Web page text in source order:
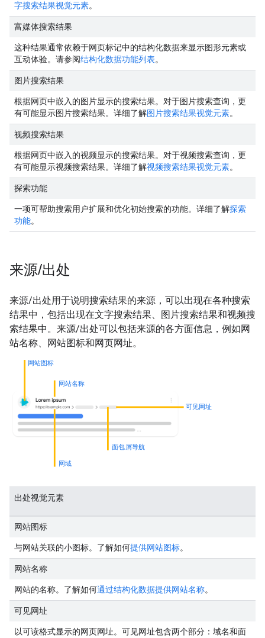
字搜索结果视觉元素。
富媒体搜索结果
这种结果通常依赖于网页标记中的结构化数据来显示图形元素或
互动体验。请参阅结构化数据功能列表。
图片搜索结果
根据网页中嵌入的图片显示的搜索结果。对于图片搜索查询，更
有可能显示图片搜索结果。详细了解图片搜索结果视觉元素。
视频搜索结果
根据网页中嵌入的视频显示的搜索结果。对于视频搜索查询，更
有可能显示视频搜索结果。详细了解视频搜索结果视觉元素。
探索功能
一项可帮助搜索用户扩展和优化初始搜索的功能。详细了解探索
功能。
来源/出处
来源/出处用于说明搜索结果的来源，可以出现在各种搜索
结果中，包括出现在文字搜索结果、图片搜索结果和视频搜
索结果中。来源/出处可以包括来源的各方面信息，例如网
站名称、网站图标和网页网址。
网站图标
网站名称
可见网址
网域
面包屑导航
出处视觉元素
网站图标
与网站关联的小图标。了解如何提供网站图标。
网站名称
网站的名称。了解如何通过结构化数据提供网站名称。
可见网址
以可读格式显示的网页网址。可见网址包含两个部分：域名和面